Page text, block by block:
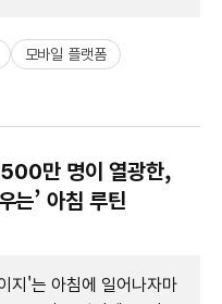
모바일 플랫폼
만 명이 열광한,
는’ 아침 루틴
지'는 아침에 일어나자마